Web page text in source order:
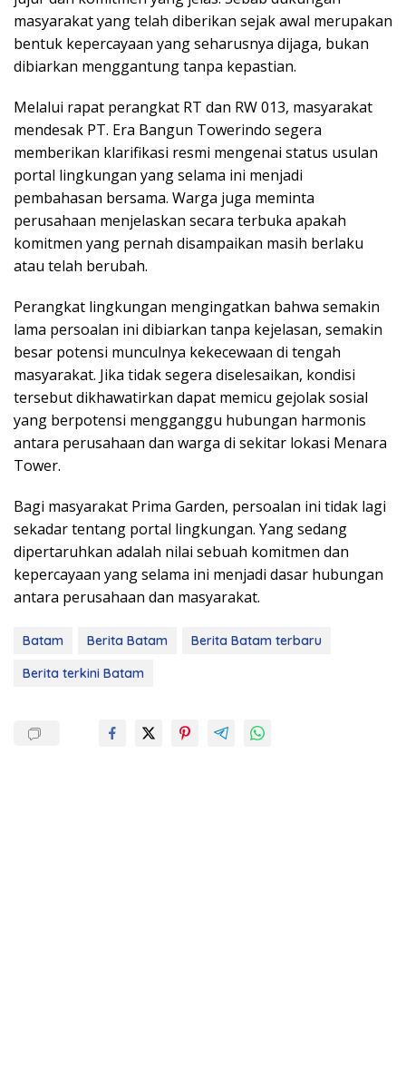
masyarakat yang telah diberikan sejak awal merupakan
bentuk kepercayaan yang seharusnya dijaga, bukan
dibiarkan menggantung tanpa kepastian.
Melalui rapat perangkat RT dan RW 013, masyarakat
mendesak PT. Era Bangun Towerindo segera
memberikan klarifikasi resmi mengenai status usulan
portal lingkungan yang selama ini menjadi
pembahasan bersama. Warga juga meminta
perusahaan menjelaskan secara terbuka apakah
komitmen yang pernah disampaikan masih berlaku
atau telah berubah.
Perangkat lingkungan mengingatkan bahwa semakin
lama persoalan ini dibiarkan tanpa kejelasan, semakin
besar potensi munculnya kekecewaan di tengah
masyarakat. Jika tidak segera diselesaikan, kondisi
tersebut dikhawatirkan dapat memicu gejolak sosial
yang berpotensi mengganggu hubungan harmonis
antara perusahaan dan warga di sekitar lokasi Menara
Tower.
Bagi masyarakat Prima Garden, persoalan ini tidak lagi
sekadar tentang portal lingkungan. Yang sedang
dipertaruhkan adalah nilai sebuah komitmen dan
kepercayaan yang selama ini menjadi dasar hubungan
antara perusahaan dan masyarakat.
Batam Berita Batam
Berita Batam terbaru
Berita terkini Batam